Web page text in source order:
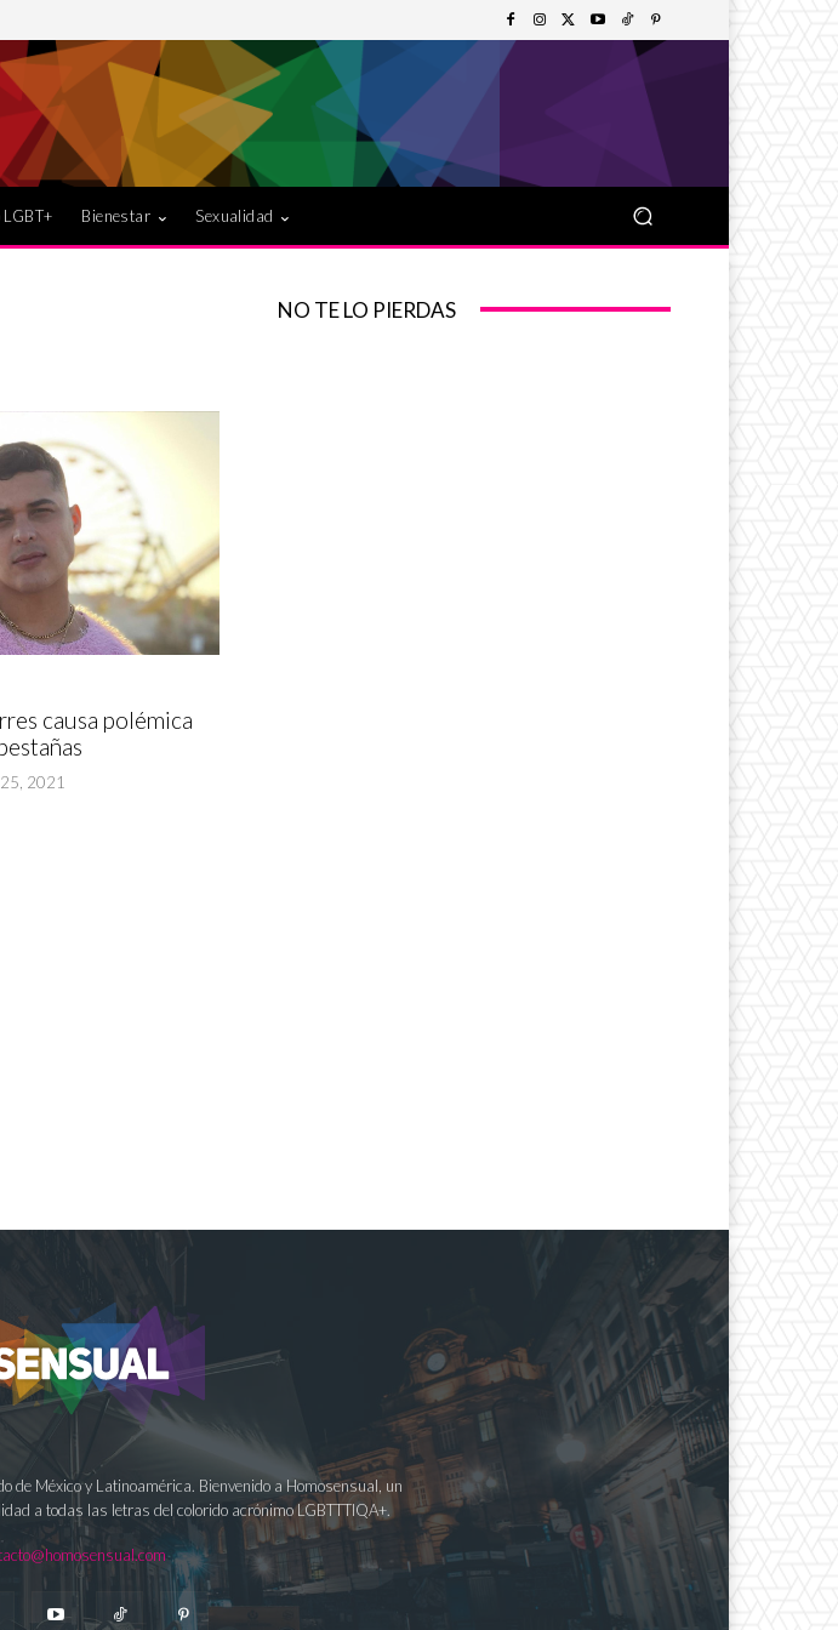
Bienestar Sexualidad
causa polémica
25, 2021
NO TE LO PIERDAS
de México y Latinoamérica. Bienvenido a Homosensual, un
a todas las letras del colorido acrónimo LGBTTTIQA+.